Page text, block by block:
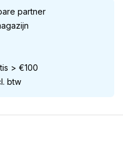
partner
> €100
btw